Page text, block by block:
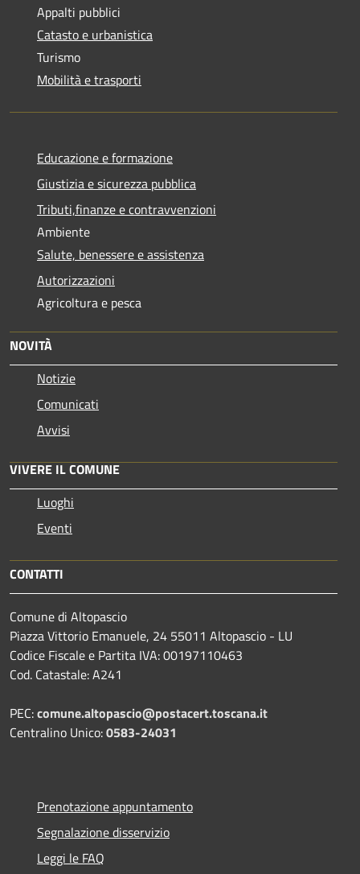
Appalti pubblici
Catasto e urbanistica
Turismo
Mobilità e trasporti
Educazione e formazione
Giustizia e sicurezza pubblica
Tributi,finanze e contravvenzioni
Ambiente
Salute, benessere e assistenza
Autorizzazioni
Agricoltura e pesca
NOVITÀ
Notizie
Comunicati
Avvisi
VIVERE IL COMUNE
Luoghi
Eventi
CONTATTI
Comune di Altopascio
Piazza Vittorio Emanuele, 24 55011 Altopascio - LU
Codice Fiscale e Partita IVA: 00197110463
Cod. Catastale: A241
PEC:comune.altopascio@postacert.toscana.it
Centralino Unico:0583-24031
Prenotazione appuntamento
Segnalazione disservizio
Leggi le FAQ